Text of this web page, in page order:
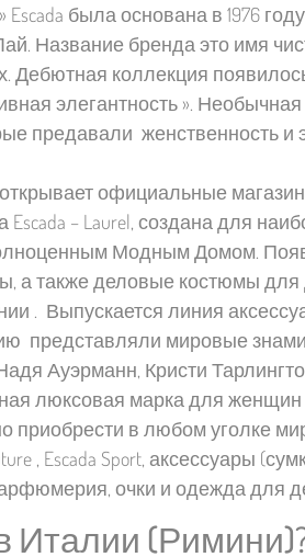
была основана в 1976
Название бренда это имя
коллекция появилось
элегантность ».
предавали женственность и
открывает официальные
– Laurel, создана для
полноценным Модным Домом.
а также деловые костюмы для
. Выпускается линия
представляли мировые
Ауэрманн, Кристи
люксовая марка для
приобрести в любом уголке
, Escada Sport, аксессуары
очки и одежда для
в Италии